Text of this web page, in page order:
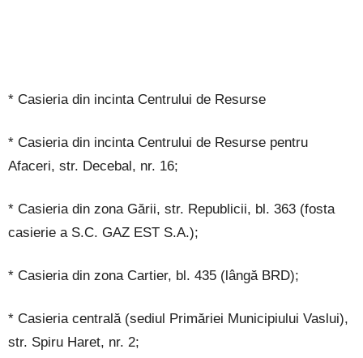
* Casieria din incinta Centrului de Resurse
* Casieria din incinta Centrului de Resurse pentru
Afaceri, str. Decebal, nr. 16;
* Casieria din zona Gării, str. Republicii, bl. 363 (fosta
casierie a S.C. GAZ EST S.A.);
* Casieria din zona Cartier, bl. 435 (lângă BRD);
* Casieria centrală (sediul Primăriei Municipiului Vaslui),
str. Spiru Haret, nr. 2;